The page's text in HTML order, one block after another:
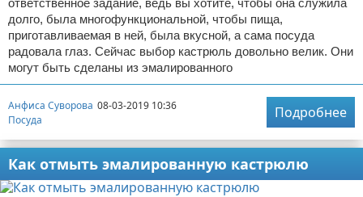
ответственное задание, ведь вы хотите, чтобы она служила
долго, была многофункциональной, чтобы пища,
приготавливаемая в ней, была вкусной, а сама посуда
радовала глаз. Сейчас выбор кастрюль довольно велик. Они
могут быть сделаны из эмалированного
Анфиса Суворова 08-03-2019 10:36
Посуда
Подробнее
Как отмыть эмалированную кастрюлю